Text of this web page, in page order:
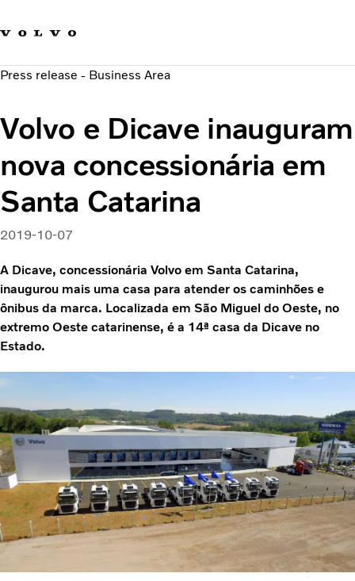
Carreira
Sustentabilidade e Segurança
Press release - Business Area
Volvo e Dicave inauguram
nova concessionária em
Santa Catarina
2019-10-07
A Dicave, concessionária Volvo em Santa Catarina,
inaugurou mais uma casa para atender os caminhões e
ônibus da marca. Localizada em São Miguel do Oeste, no
extremo Oeste catarinense, é a 14ª casa da Dicave no
Estado.